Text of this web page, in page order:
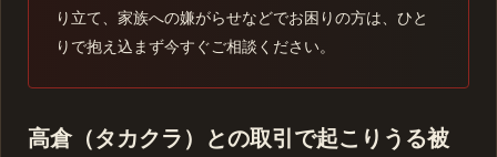
り立て、家族への嫌がらせなどでお困りの方は、ひと
りで抱え込まず今すぐご相談ください。
高倉（タカクラ）との取引で起こりうる被